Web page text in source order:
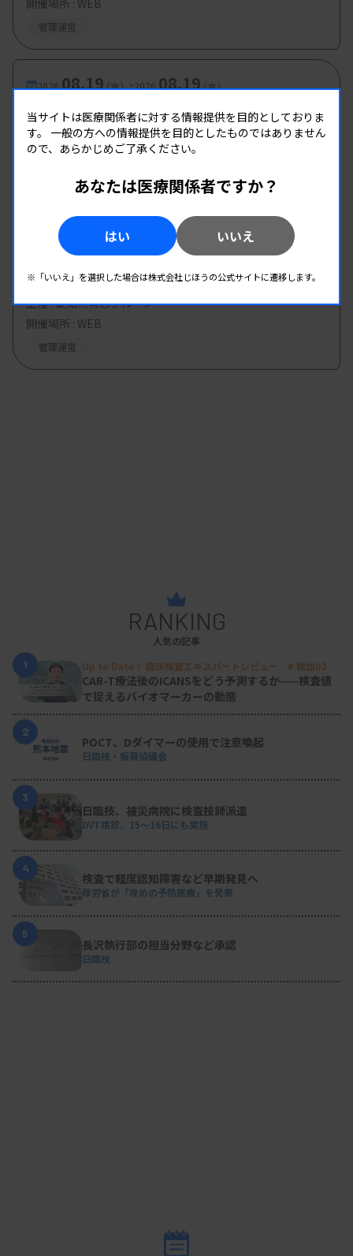
開催場所 : WEB
管理運営
2026.08.19（水）-2026.08.19（水）
第2回 県南地区研修会
主催 :熊本県臨床検査技師会
開催場所 : WEB
2026. （木） 08.20 （木）
ナー
主催 :愛知県有志グループ
開催場所 : WEB
管理運営
RANKING
人気の記事
1
Up to Date！ 臨床検査エキスパートレビュー # 輸血02
CAR-T療法後のICANSをどう予測するか——検査値
で捉えるバイオマーカーの動態
2
POCT、Dダイマーの使用で注意喚起
日臨技・振興協議会
3
日臨技、被災病院に検査技師派遣
DVT検診、15～16日にも実施
4
検査で軽度認知障害など早期発見へ
厚労省が「攻めの予防医療」を発表
5
長沢執行部の担当分野など承認
日臨技
当サイトは医療関係者に対する情報提供を目的としておりま
す。 一般の方への情報提供を目的としたものではありません
ので、あらかじめご了承ください。
あなたは医療関係者ですか？
はい いいえ
※「いいえ」を選択した場合は株式会社じほうの公式サイトに遷移します。